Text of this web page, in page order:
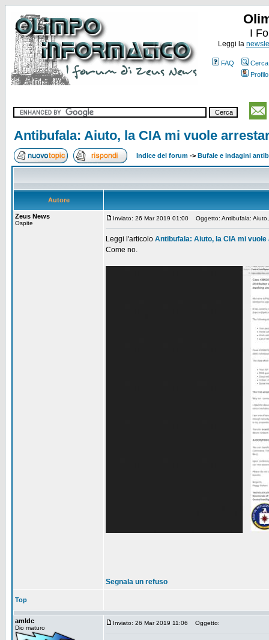
I
Leggi la
FAQ
Cerca
Profilo
Antibufala: Aiuto, la CIA mi vuole
Indice del forum -> Bufale e indagini
Autore
Zeus News
Ospite
Inviato: 26 Mar 2019 01:00 Oggetto: Antibufala:
Leggi l'articolo Antibufala: Aiuto, la CIA mi
Come no.
Segnala un refuso
Top
amldc
Dio maturo
Inviato: 26 Mar 2019 11:06 Oggetto: